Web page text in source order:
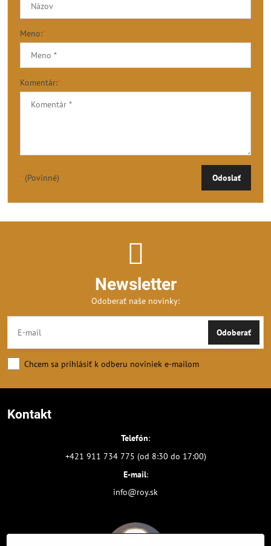
Meno:*
Komentár:*
* (Povinné) Odoslať
Newsletter
Odoberať naše novinky:
Odoberať
Chcem sa prihlásiť k odberu noviniek e-mailom
Kontakt
Telefón:
+421 911 734 775 (od 8:30 do 17:00)
E-mail:
info@roy.sk